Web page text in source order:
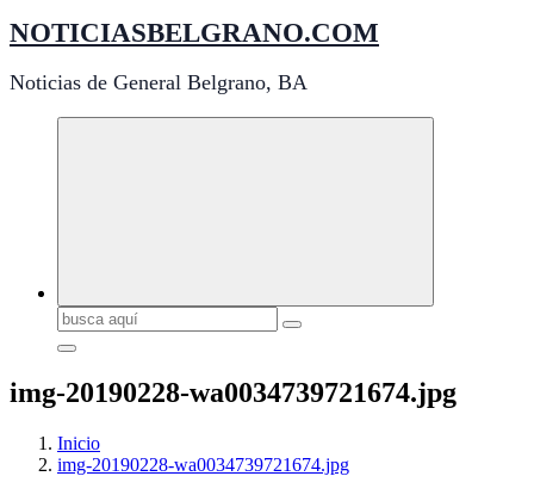
NOTICIASBELGRANO.COM
Noticias de General Belgrano, BA
Buscar:
img-20190228-wa0034739721674.jpg
Inicio
img-20190228-wa0034739721674.jpg